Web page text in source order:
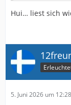
Hui… liest sich
5. Juni 2026 um 12:28